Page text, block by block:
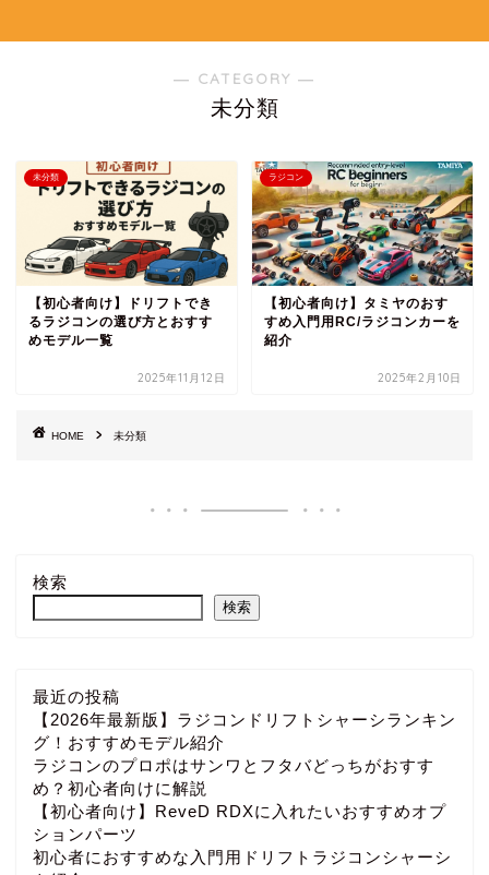
― CATEGORY ―
未分類
未分類
【初心者向け】ドリフトでき
るラジコンの選び方とおすす
めモデル一覧
2025年11月12日
ラジコン
【初心者向け】タミヤのおす
すめ入門用RC/ラジコンカーを
紹介
2025年2月10日
HOME 未分類
検索
検索
最近の投稿
【2026年最新版】ラジコンドリフトシャーシランキン
グ！おすすめモデル紹介
ラジコンのプロポはサンワとフタバどっちがおすす
め？初心者向けに解説
【初心者向け】ReveD RDXに入れたいおすすめオプ
ションパーツ
初心者におすすめな入門用ドリフトラジコンシャーシ